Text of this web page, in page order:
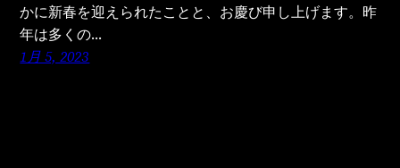
かに新春を迎えられたことと、お慶び申し上げます。昨
年は多くの…
1月 5, 2023